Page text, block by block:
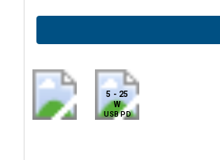
5 - 25
W
USB PD